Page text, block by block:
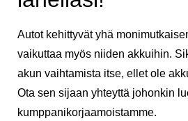
Autot kehittyvät yhä
vaikuttaa myös niiden akkuihin.
akun vaihtamista itse, ellet ole
Ota sen sijaan yhteyttä johonkin
kumppanikorjaamoistamme.